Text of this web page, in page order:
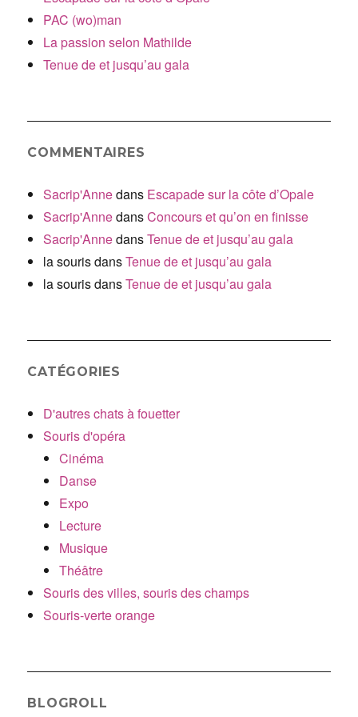
PAC (wo)man
La passion selon Mathilde
Tenue de et jusqu’au gala
COMMENTAIRES
Sacrip'Annedans Escapade sur la côte d’Opale
Sacrip'AnnedansConcours et qu’on en finisse
Sacrip'AnnedansTenue de et jusqu’au gala
la sourisdansTenue de et jusqu’au gala
la sourisdansTenue de et jusqu’au gala
CATÉGORIES
D'autres chats à fouetter
Souris d'opéra
Cinéma
Danse
Expo
Lecture
Musique
Théâtre
Souris des villes, souris des champs
Souris-verte orange
BLOGROLL